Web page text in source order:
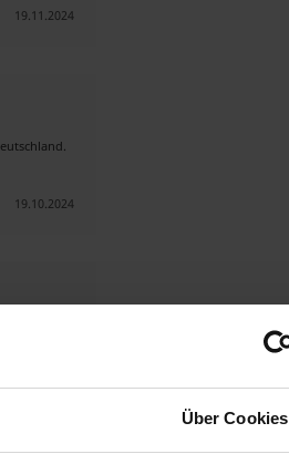
Über Cookies
19.11.2024
19.10.2024
22.07.2023